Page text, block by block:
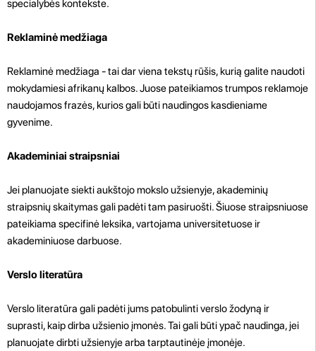
specialybės kontekste.
Reklaminė medžiaga
Reklaminė medžiaga - tai dar viena tekstų rūšis, kurią galite naudoti
mokydamiesi afrikanų kalbos. Juose pateikiamos trumpos reklamoje
naudojamos frazės, kurios gali būti naudingos kasdieniame
gyvenime.
Akademiniai straipsniai
Jei planuojate siekti aukštojo mokslo užsienyje, akademinių
straipsnių skaitymas gali padėti tam pasiruošti. Šiuose straipsniuose
pateikiama specifinė leksika, vartojama universitetuose ir
akademiniuose darbuose.
Verslo literatūra
Verslo literatūra gali padėti jums patobulinti verslo žodyną ir
suprasti, kaip dirba užsienio įmonės. Tai gali būti ypač naudinga, jei
planuojate dirbti užsienyje arba tarptautinėje įmonėje.